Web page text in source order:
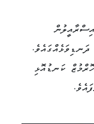
ކަނޑުއޮޅި